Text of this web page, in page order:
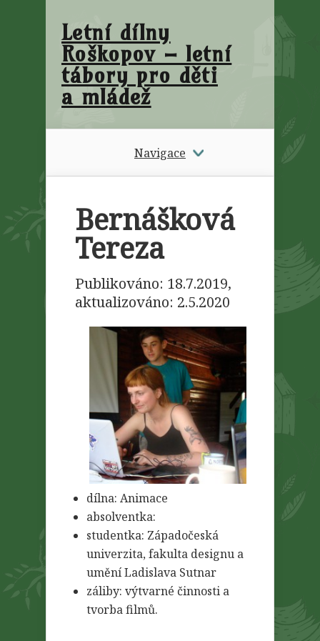
Letní dílny
Roškopov – letní
tábory pro děti
a mládež
Navigace
Bernášková
Tereza
Publikováno: 18.7.2019,
aktualizováno: 2.5.2020
dílna: Animace
absolventka:
studentka: Západočeská
univerzita, fakulta designu a
umění Ladislava Sutnar
záliby: výtvarné činnosti a
tvorba filmů.